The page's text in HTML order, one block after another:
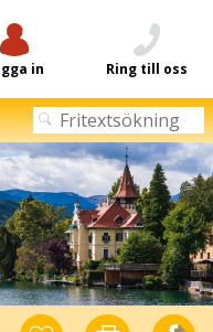
in Ring till oss